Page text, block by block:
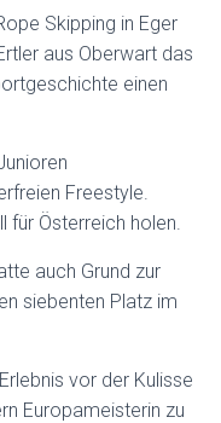
L
Skipping in Eger
aus Oberwart das
einen
Freestyle.
für Österreich holen.
auch Grund zur
siebenten Platz im
vor der Kulisse
Europameisterin zu